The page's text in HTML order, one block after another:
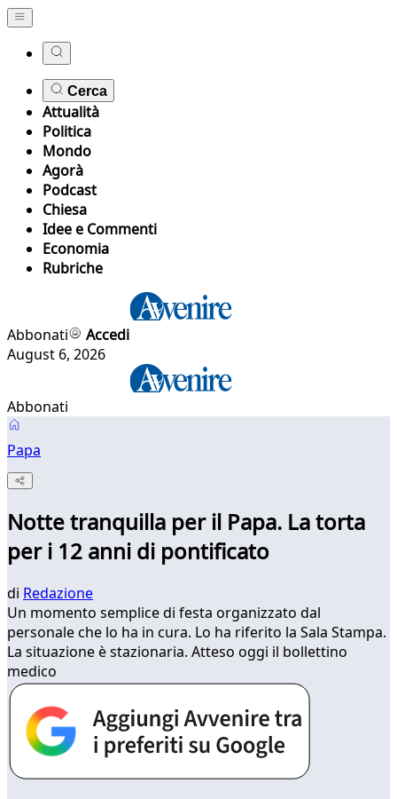
Cerca
Attualità
Politica
Mondo
Agorà
Podcast
Chiesa
Idee e Commenti
Economia
Rubriche
Abbonati
Accedi
August 6, 2026
Abbonati
Papa
Notte tranquilla per il Papa. La torta
per i 12 anni di pontificato
di Redazione
Un momento semplice di festa organizzato dal
personale che lo ha in cura. Lo ha riferito la Sala Stampa.
La situazione è stazionaria. Atteso oggi il bollettino
medico